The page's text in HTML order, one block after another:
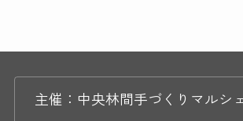
主催：中央林間手づくりマルシ